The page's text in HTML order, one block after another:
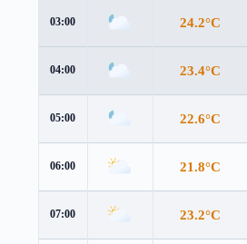
03:00 24.2°C
04:00 23.4°C
05:00 22.6°C
06:00 21.8°C
07:00 23.2°C